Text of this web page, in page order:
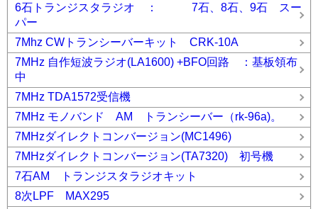
6石トランジスタラジオ ： 7石、8石、9石 スー
パー
7Mhz CWトランシーバーキット CRK-10A
7MHz 自作短波ラジオ(LA1600) +BFO回路 ：基板領布
中
7MHz TDA1572受信機
7MHz モノバンド AM トランシーバー（rk-96a)。
7MHzダイレクトコンバージョン(MC1496)
7MHzダイレクトコンバージョン(TA7320) 初号機
7石AM トランジスタラジオキット
8次LPF MAX295